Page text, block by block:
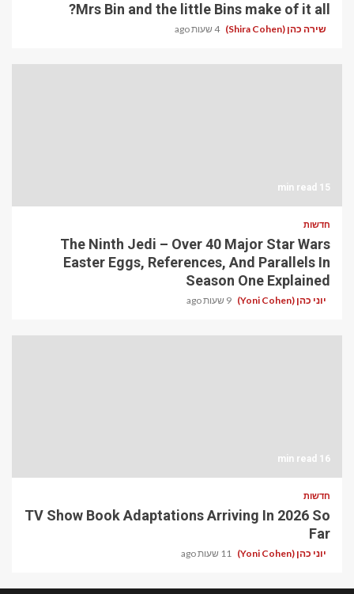
Mrs Bin and the little Bins make of it all?
שירה כהן (Shira Cohen) 4 שעות ago
15 min read
חדשות
The Ninth Jedi – Over 40 Major Star Wars
Easter Eggs, References, And Parallels In
Season One Explained
יוני כהן (Yoni Cohen) 9 שעות ago
16 min read
חדשות
TV Show Book Adaptations Arriving In 2026 So
Far
יוני כהן (Yoni Cohen) 11 שעות ago